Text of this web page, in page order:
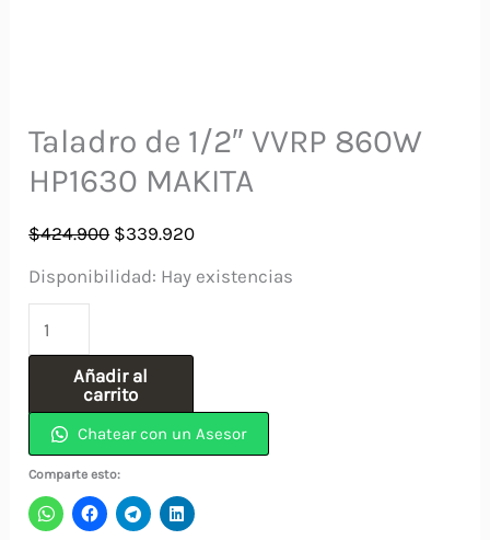
Taladro de 1/2″ VVRP 860W
HP1630 MAKITA
$424.900 El
precio
$424.900.
$339.920El
precio
Disponibilidad: Hay existencias
de
VVRP
860W
HP1630
MAKITA
Añadir al
carrito
Chatear con un Asesor
Comparte esto: